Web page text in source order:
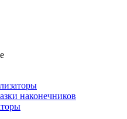
наконечников